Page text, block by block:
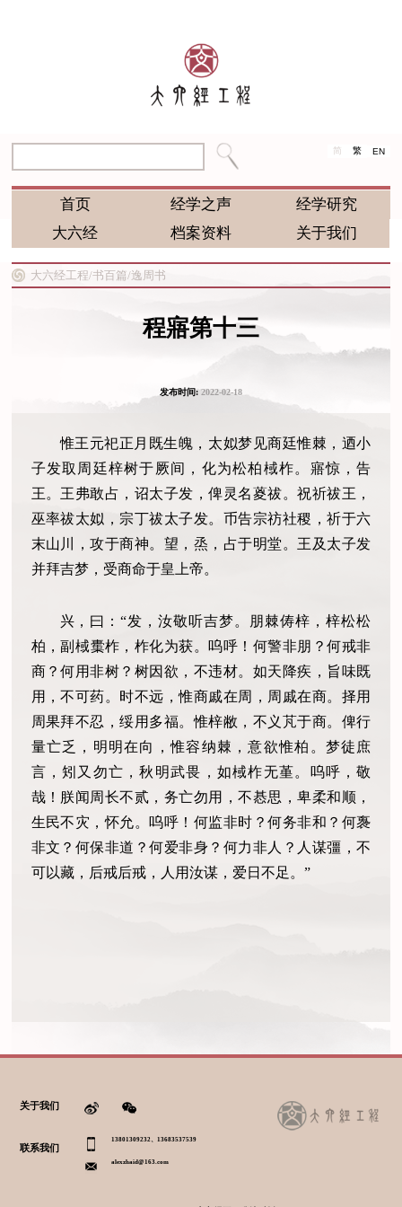
简 繁 EN
首页 经学之声
经学研究
大六经
档案资料 关于我们
大六经工程/书百篇/逸周书
程寤第十三
发布时间:2022-02-18
惟王元祀正月既生魄，太姒梦见商廷惟棘，迺小
子发取周廷梓树于厥间，化为松柏棫柞。寤惊，告
王。王弗敢占，诏太子发，俾灵名葼祓。祝祈祓王，
巫率祓太姒，宗丁祓太子发。币告宗祊社稷，祈于六
末山川，攻于商神。望，烝，占于明堂。王及太子发
并拜吉梦，受商命于皇上帝。
兴，曰：“发，汝敬听吉梦。朋棘俦梓，梓松松
柏，副棫㯱柞，柞化为获。呜呼！何警非朋？何戒非
商？何用非树？树因欲，不违材。如天降疾，旨味既
用，不可药。时不远，惟商戚在周，周戚在商。择用
周果拜不忍，绥用多福。惟梓敝，不义芃于商。俾行
量亡乏，明明在向，惟容纳棘，意欲惟柏。梦徒庶
言，矧又勿亡，秋明武畏，如棫柞无堇。呜呼，敬
哉！朕闻周长不贰，务亡勿用，不惎思，卑柔和顺，
生民不灾，怀允。呜呼！何监非时？何务非和？何褢
非文？何保非道？何爱非身？何力非人？人谋彊，不
可以藏，后戒后戒，人用汝谋，爱日不足。”
关于我们
联系我们
13801309232、13683537539
alexzhaid@163.com